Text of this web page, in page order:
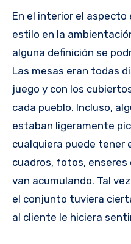
En el interior el aspecto
estilo en la
alguna definición se
Las mesas eran todas
juego y con los
cada pueblo. Incluso,
estaban ligeramente
cualquiera puede tener
cuadros, fotos,
van acumulando. Tal
el conjunto tuviera
al cliente le hiciera